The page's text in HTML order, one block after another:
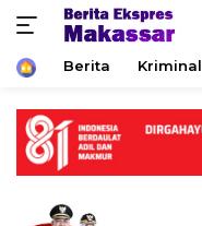
content
HomeBerita Kriminal